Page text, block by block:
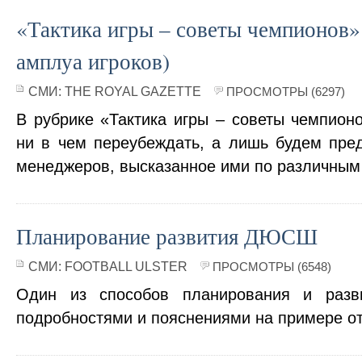
«Тактика игры – советы
амплуа игроков)
СМИ: THE ROYAL GAZETTE ПРОСМОТРЫ (6297)
В рубрике «Тактика игры – советы
ни в чем переубеждать, а лишь будем
менеджеров, высказанное ими по
Планирование развития ДЮСШ
СМИ: FOOTBALL ULSTER ПРОСМОТРЫ (6548)
Один из способов планирования и
подробностями и пояснениями на примере